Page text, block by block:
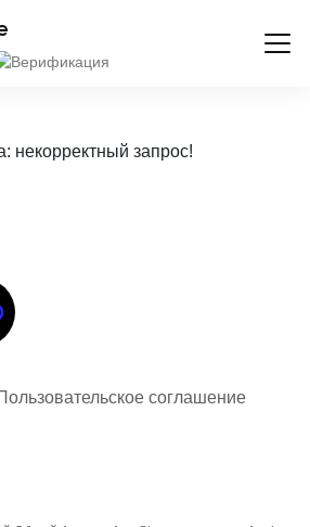
некорректный запрос!
соглашение